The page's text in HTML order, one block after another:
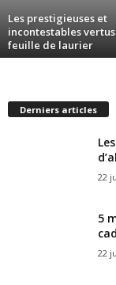
Les prestigieuses et
incontestables
feuille de laurier
Derniers articles
22
5
22